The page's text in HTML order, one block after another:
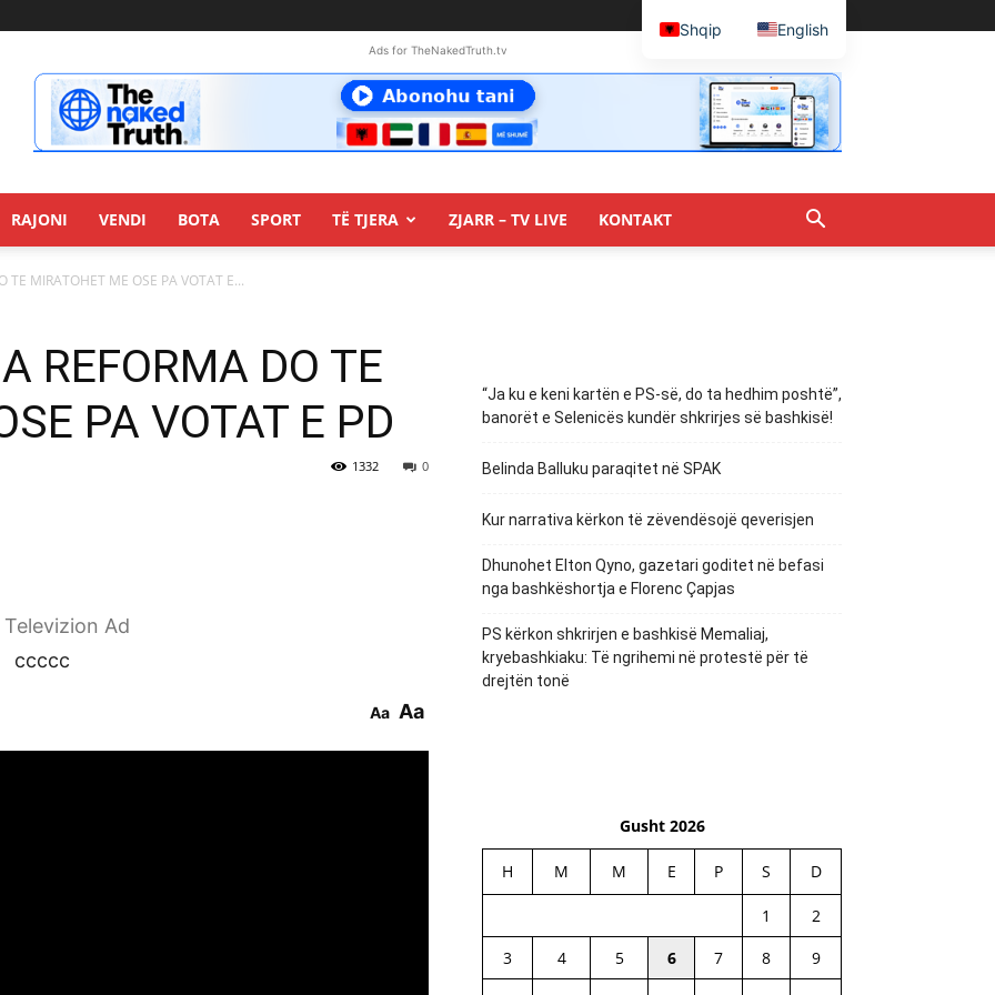
Ads for TheNakedTruth.tv
RAJONI VENDI BOTA SPORT TË TJERA ZJARR – TV LIVE KONTAKT
MIRATOHET ME OSE PA VOTAT E...
REFORMA DO TE
PA VOTAT E PD
0
1332
Ad
ccccc
Aa Aa
“Ja ku e keni kartën e PS-së, do ta hedhim poshtë”,
banorët e Selenicës kundër shkrirjes së bashkisë!
Belinda Balluku paraqitet në SPAK
Kur narrativa kërkon të zëvendësojë qeverisjen
Dhunohet Elton Qyno, gazetari goditet në befasi
nga bashkëshortja e Florenc Çapjas
PS kërkon shkrirjen e bashkisë Memaliaj,
kryebashkiaku: Të ngrihemi në protestë për të
drejtën tonë
Gusht 2026
H M M E P S D
1
2
3
4 5 6 7 8
9
Shqip English